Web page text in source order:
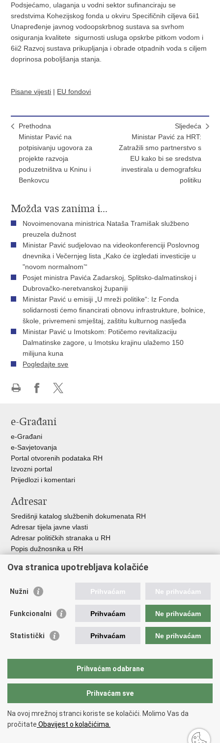
Podsjećamo, ulaganja u vodni sektor sufinanciraju se
sredstvima Kohezijskog fonda u okviru Specifičnih ciljeva 6ii1
Unapređenje javnog vodoopskrbnog sustava sa svrhom
osiguranja kvalitete sigurnosti usluga opskrbe pitkom vodom i
6ii2 Razvoj sustava prikupljanja i obrade otpadnih voda s ciljem
doprinosa poboljšanja stanja.
Pisane vijesti | EU fondovi
Prethodna
Ministar Pavić na
potpisivanju ugovora za
projekte razvoja
poduzetništva u Kninu i
Benkovcu
Sljedeća
Ministar Pavić za HRT:
Zatražili smo partnerstvo s
EU kako bi se sredstva
investirala u demografsku
politiku
Možda vas zanima i...
Novoimenovana ministrica Nataša Tramišak službeno
preuzela dužnost
Ministar Pavić sudjelovao na videokonferenciji Poslovnog
dnevnika i Večernjeg lista „Kako će izgledati investicije u
"novom normalnom’“
Posjet ministra Pavića Zadarskoj, Splitsko-dalmatinskoj i
Dubrovačko-neretvanskoj županiji
Ministar Pavić u emisiji „U mreži politike“: Iz Fonda
solidarnosti ćemo financirati obnovu infrastrukture, bolnice,
škole, privremeni smještaj, zaštitu kulturnog nasljeđa
Ministar Pavić u Imotskom: Potičemo revitalizaciju
Dalmatinske zagore, u Imotsku krajinu ulažemo 150
milijuna kuna
Pogledajte sve
Facebooku
X-
e-Građani
e-Građani
e-Savjetovanja
Portal otvorenih podataka RH
Izvozni portal
Prijedlozi i komentari
Adresar
Središnji katalog službenih dokumenata RH
Adresar tijela javne vlasti
Adresar političkih stranaka u RH
Popis dužnosnika u RH
Pozivi za žurnu pomoć
Važne poveznice
Strukturni i investicijski fondovi
Središnja agencija za financiranje i ugovaranje
Predstavništvo Europske komisije u Hrvatskoj
Europski parlament
Copyright © 2026 Ministarstvo regionalnoga razvoja i fondova Europske
unije.
Uvjeti korištenja.Izjava o pristupačnosti
Ova stranica upotrebljava kolačiće
Nužni Prihvaćam Ne prihvaćam
Funkcionalni Prihvaćam Ne prihvaćam
Statistički Prihvaćam Ne prihvaćam
Prihvaćam odabrane
Prihvaćam sve
Na ovoj mrežnoj stranci koriste se kolačići. Molimo Vas da
pročitate Obavijest o kolačićima.